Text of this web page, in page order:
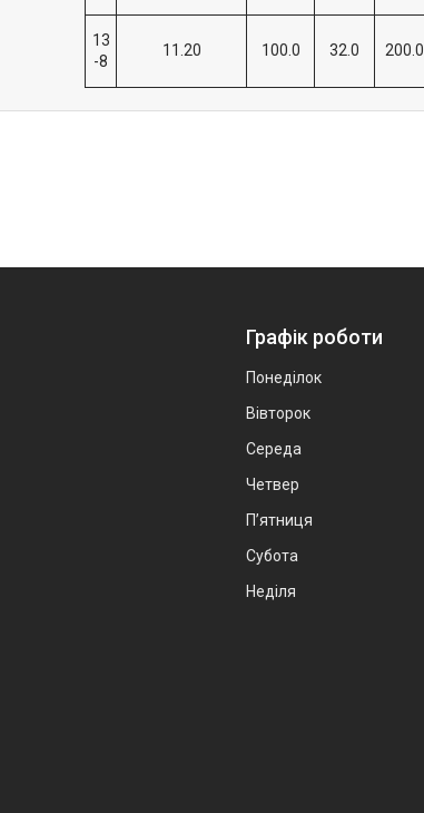
13
-8
11.20 100.0 32.0 200.0
Графік роботи
Понеділок
Вівторок
Середа
Четвер
Пʼятниця
Субота
Неділя